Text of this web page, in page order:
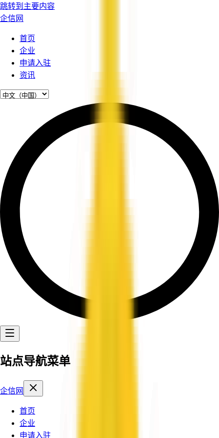
跳转到主要内容
企信网
首页
企业
申请入驻
资讯
站点导航菜单
企信网
首页
企业
申请入驻